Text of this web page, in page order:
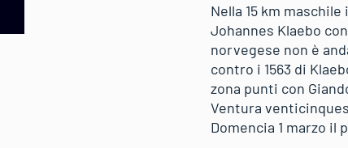
Nella 15 km
Johannes Klaebo
norvegese non è
contro i 1563 di
zona punti con
Ventura
Domencia 1 marzo